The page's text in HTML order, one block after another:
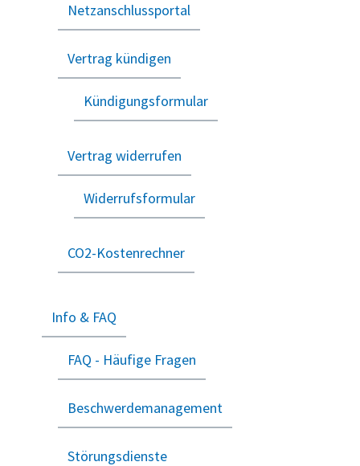
Netzanschlussportal
Vertrag kündigen
Kündigungsformular
Vertrag widerrufen
Widerrufsformular
CO2-Kostenrechner
Info & FAQ
FAQ - Häufige Fragen
Beschwerdemanagement
Störungsdienste